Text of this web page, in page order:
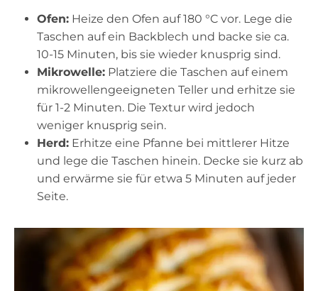
Ofen: Heize den Ofen auf 180 °C vor. Lege die
Taschen auf ein Backblech und backe sie ca.
10-15 Minuten, bis sie wieder knusprig sind.
Mikrowelle: Platziere die Taschen auf einem
mikrowellengeeigneten Teller und erhitze sie
für 1-2 Minuten. Die Textur wird jedoch
weniger knusprig sein.
Herd: Erhitze eine Pfanne bei mittlerer Hitze
und lege die Taschen hinein. Decke sie kurz ab
und erwärme sie für etwa 5 Minuten auf jeder
Seite.